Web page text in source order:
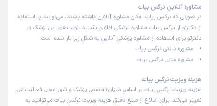
مشاوره آنلاین نرگس بیات
در صورتی که نرگس بیات امکان مشاوره آنلاین داشته باشند، می‌توانید با استفاده
از دکترتو از نرگس بیات مشاوره پزشکی آنلاین بگیرید. نوبت‌های این پزشک در
دکترتو برای استفاده از مشاوره پزشکی آنلاین به شکل زیر باز شده است:
مشاوره تلفنی نرگس بیات
مشاوره متنی نرگس بیات
هزینه ویزیت نرگس بیات
هزینه ویزیت نرگس بیات بر اساس میزان تخصص پزشک و شهر محل فعالیت‌اش
تغییر می‌کند. برای اطلاع از مبلغ دقیق هزینه ویزیت نرگس بیات می‌توانید به